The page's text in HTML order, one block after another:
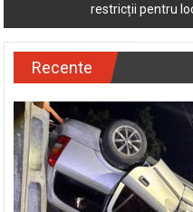
restricții pentru
Recente